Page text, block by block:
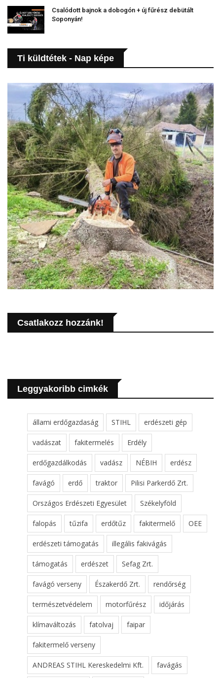
Csalódott bajnok a dobogón + új fűrész debütált
Soponyán!
Ti küldtétek - Nap képe
Csatlakozz hozzánk!
Leggyakoribb cimkék
állami erdőgazdaság STIHL erdészeti gép
vadászat fakitermelés Erdély
erdőgazdálkodás vadász NÉBIH erdész
favágó erdő traktor Pilisi Parkerdő Zrt.
Országos Erdészeti Egyesület Székelyföld
falopás tűzifa erdőtűz fakitermelő OEE
erdészeti támogatás illegális fakivágás
támogatás erdészet Sefag Zrt.
favágó verseny Északerdő Zrt. rendőrség
természetvédelem motorfűrész időjárás
klímaváltozás fatolvaj faipar
fakitermelő verseny
ANDREAS STIHL Kereskedelmi Kft. favágás